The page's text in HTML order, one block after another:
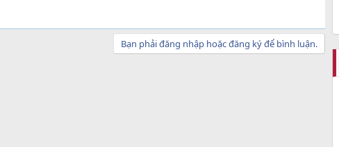
Bạn phải đăng nhập hoặc đăng ký để bình luận.
Link